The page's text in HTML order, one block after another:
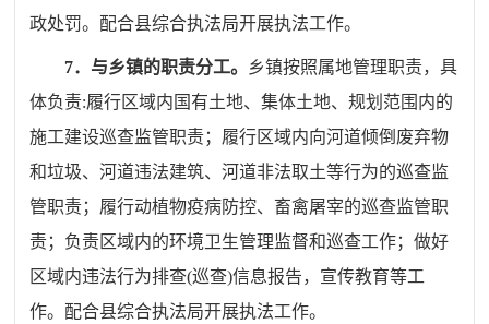
政处罚。配合县综合执法局开展执法工作。
7．与乡镇的职责分工。
乡镇按照属地管理职责，具
体负责:履行区域内国有土地、集体土地、规划范围内的
施工建设巡查监管职责；履行区域内向河道倾倒废弃物
和垃圾、河道违法建筑、河道非法取土等行为的巡查监
管职责；履行动植物疫病防控、畜禽屠宰的巡查监管职
责；负责区域内的环境卫生管理监督和巡查工作；做好
区域内违法行为排查(巡查)信息报告，宣传教育等工
作。 配合县综合执法局开展执法工作。